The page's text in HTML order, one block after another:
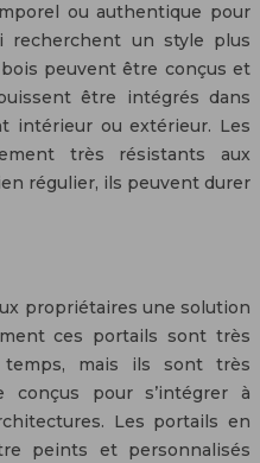
ou authentique pour
recherchent un style plus
peuvent être conçus et
être intégrés dans
intérieur ou extérieur. Les
très résistants aux
régulier, ils peuvent durer
propriétaires une solution
ces portails sont très
mais ils sont très
pour s’intégrer à
Les portails en
peints et personnalisés